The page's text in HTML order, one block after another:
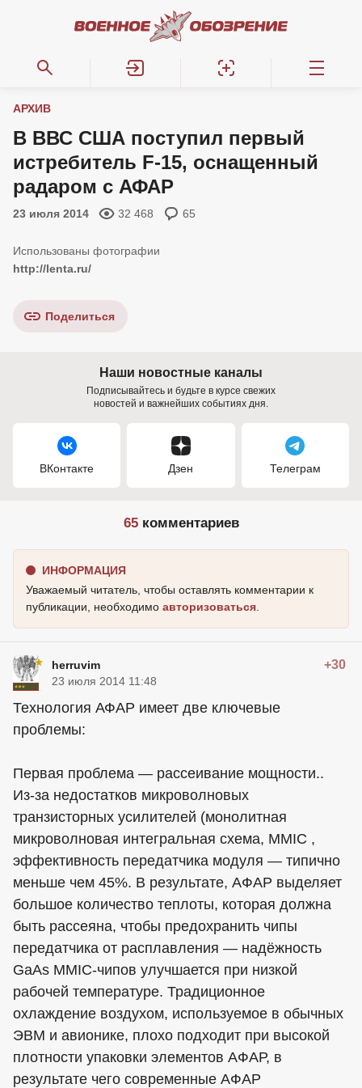
АРХИВ
В ВВС США поступил первый
истребитель F-15, оснащенный
радаром с АФАР
23 июля 2014 32 468 65
http://lenta.ru/
Поделиться
Наши новостные каналы
Подписывайтесь и будьте в курсе свежих
новостей и важнейших событиях дня.
ВКонтакте Дзен Телеграм
65комментариев
ИНФОРМАЦИЯ
Уважаемый читатель, чтобы оставлять комментарии к
публикации, необходимо авторизоваться
herruvim +30
23 июля 2014 11:48
Технология АФАР имеет две ключевые
проблемы:
Первая проблема — рассеивание мощности..
Из-за недостатков микроволновых
транзисторных усилителей (монолитная
микроволновая интегральная схема, MMIC ,
эффективность передатчика модуля — типично
меньше чем 45%. В результате, AФAР выделяет
большое количество теплоты, которая должна
быть рассеяна, чтобы предохранить чипы
передатчика от расплавления — надёжность
GaAs MMIC-чипов улучшается при низкой
рабочей температуре. Традиционное
охлаждение воздухом, используемое в обычных
ЭВМ и авионике, плохо подходит при высокой
плотности упаковки элементов AФAР, в
результате чего современные AФAР